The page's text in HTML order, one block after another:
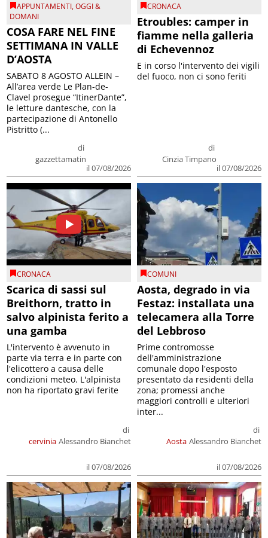
APPUNTAMENTI,OGGI &
DOMANI
COSA FARE NEL FINE
SETTIMANA IN VALLE
D’AOSTA
di
gazzettamatin
il 07/08/2026
SABATO 8 AGOSTO ALLEIN –
All’area verde Le Plan-de-
Clavel prosegue “ItinerDante”,
le letture dantesche, con la
partecipazione di Antonello
Pistritto (...
CRONACA
Etroubles: camper in
fiamme nella galleria
di Echevennoz
di
Cinzia Timpano
il 07/08/2026
E in corso l'intervento dei vigili
del fuoco, non ci sono feriti
CRONACA
Scarica di sassi sul
Breithorn, tratto in
salvo alpinista ferito a
una gamba
cervinia
di
Alessandro Bianchet
il 07/08/2026
L'intervento è avvenuto in
parte via terra e in parte con
l'elicottero a causa delle
condizioni meteo. L'alpinista
non ha riportato gravi ferite
COMUNI
Aosta, degrado in via
Festaz: installata una
telecamera alla Torre
del Lebbroso
Aosta
di
Alessandro Bianchet
il 07/08/2026
Prime contromosse
dell'amministrazione
comunale dopo l'esposto
presentato da residenti della
zona; promessi anche
maggiori controlli e ulteriori
inter...